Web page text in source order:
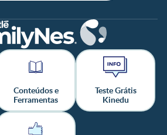
Conteúdos e
Ferramentas
Teste Grátis
Kinedu